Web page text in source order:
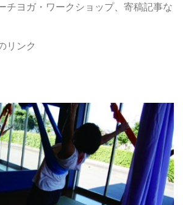
チヨガ・ワークショップ、寄稿記事な
リンク